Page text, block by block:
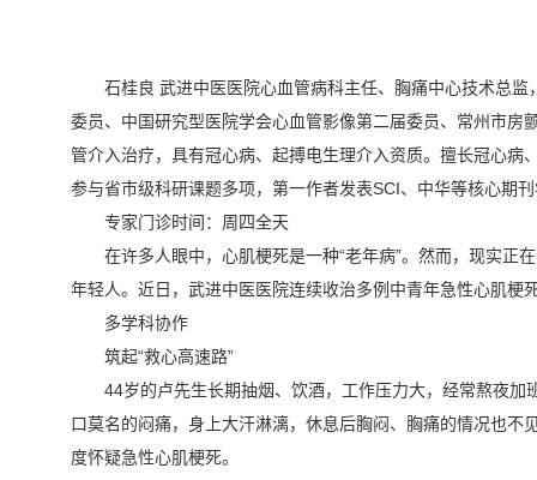
石桂良 武进中医医院心血管病科主任、胸痛中心技术总
委员、中国研究型医院学会心血管影像第二届委员、常州市
管介入治疗，具有冠心病、起搏电生理介入资质。擅长冠心
参与省市级科研课题多项，第一作者发表SCI、中华等核心期
专家门诊时间：周四全天
在许多人眼中，心肌梗死是一种“老年病”。然而，现实正
年轻人。近日，武进中医医院连续收治多例中青年急性心肌梗
多学科协作
筑起“救心高速路”
44岁的卢先生长期抽烟、饮酒，工作压力大，经常熬夜
口莫名的闷痛，身上大汗淋漓，休息后胸闷、胸痛的情况也
度怀疑急性心肌梗死。